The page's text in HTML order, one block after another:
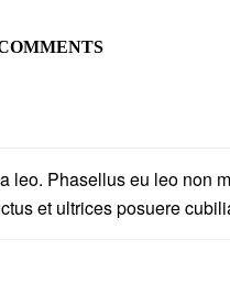
leo. Phasellus eu leo non
et ultrices posuere